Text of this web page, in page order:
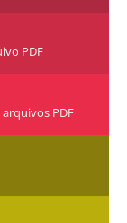
PDF
PDF